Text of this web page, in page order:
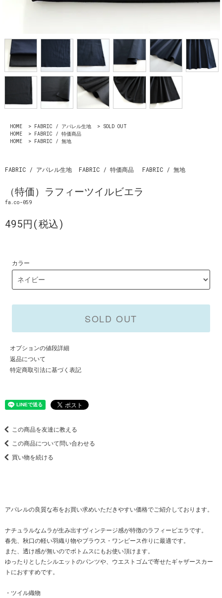
HOME > FABRIC / アパレル生地 > SOLD OUT
HOME
> FABRIC / 特価商品
HOME
> FABRIC / 無地
FABRIC / アパレル生地 FABRIC / 特価商品 FABRIC / 無地
（特価）ラフィーツイルビエラ
fa.co-059
495円(税込)
カラー
SOLD OUT
オプションの値段詳細
返品について
特定商取引法に基づく表記
この商品を友達に教える
この商品について問い合わせる
買い物を続ける
アパレルの良質な布をお買い求めいただきやすい価格でご紹介しております。
ナチュラルなムラが生み出すヴィンテージ感が特徴のラフィービエラです。
春先、秋口の軽い羽織り物やブラウス・ワンピース作りに最適です。
また、透け感が無いのでボトムスにもお使い頂けます。
ゆったりとしたシルエットのパンツや、ウエストゴムで寄せたギャザースカー
トにおすすめです。
・ツイル織物